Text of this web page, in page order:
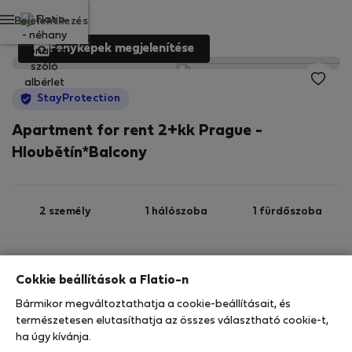
Bejelentkezés
Fényképek megjelenítése
StayProtection
Apartment for rent 2+kk Prague -
Hloubětín*Balcony
2 személy 1 hálószoba 1 fürdőszoba
StayProtection Stay Benefits
Az ebben az ingatlanban való tartózkodását a
Cokkie beállítások a Flatio-n
Bármikor megváltoztathatja a cookie-beállításait, és
természetesen elutasíthatja az összes választható cookie-t,
ha úgy kívánja.